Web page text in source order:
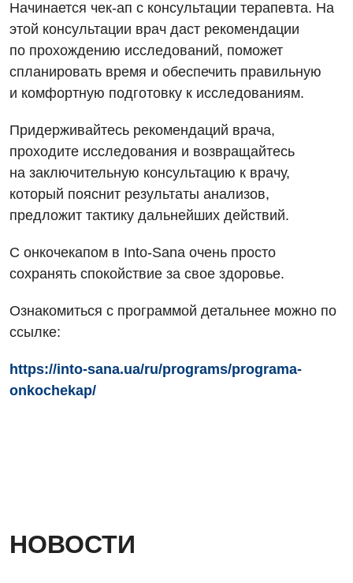
Маммография
Нейросонография
Рентгенография
Эндоскопическое отделение
Для взрослых
Акушерство и гинекология
Андрология
Бесплатные услуги
Вакцинация
Гастроэнтерология
Гематология
Кардиология
Отделение интенсивной терапии
Отделение неотложных состояний
Педиатрическое отделение
Скорая медицинская помощь
Терапевтическое отделение
Травматологическое отделение
Урологическое отделение
Хирургическое отделение
Эндоскопическое отделение
Декларирование
Национальный скрининг здоровья 40+
Украинский
Русский
Начинается чек-ап с консультации терапевта. На
этой консультации врач даст рекомендации
по прохождению исследований, поможет
спланировать время и обеспечить правильную
и комфортную подготовку к исследованиям.
Придерживайтесь рекомендаций врача,
проходите исследования и возвращайтесь
на заключительную консультацию к врачу,
который пояснит результаты анализов,
предложит тактику дальнейших действий.
С онкочекапом в Into-Sana очень просто
сохранять спокойствие за свое здоровье.
Ознакомиться с программой детальнее можно по
ссылке:
https://into-sana.ua/ru/programs/programa-
onkochekap/
НОВОСТИ